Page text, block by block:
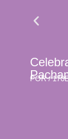
POR /